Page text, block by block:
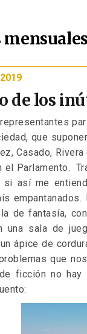
de los
que
Casado,
el Parlamento.
si así me
de fantasía,
una sala de
ápice de
que
ficción no